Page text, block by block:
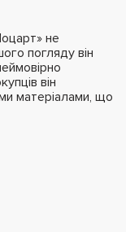
не
погляду він
він
матеріалами, що